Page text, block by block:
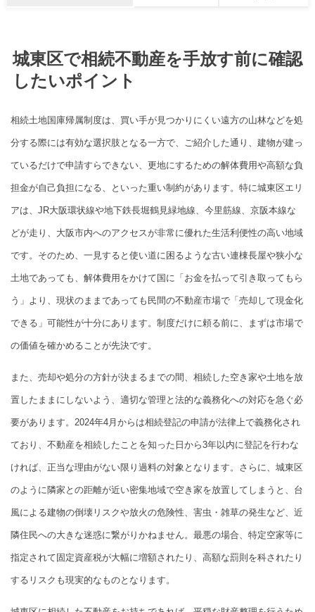
城東区で相続不動産を手放す前に確認
したいポイント
相続土地国庫帰属制度は、買い手が見つかりにくい遠方の山林などを処
分する際には有効な選択肢となる一方で、ご紹介した通り、建物が建っ
ているだけで申請すらできない、更地にするための解体費用や高額な負
担金が自己負担になる、といった重い制約があります。特に城東区エリ
アは、JR大阪環状線や地下鉄長堀鶴見緑地線、今里筋線、京阪本線な
どが走り、大阪市内へのアクセスが非常に優れた生活利便性の高い地域
です。そのため、一見すると使い道に困るような古い連棟長屋や狭小な
土地であっても、解体費用をかけて国に「お金を払って引き取ってもら
う」より、現状のままであっても民間の不動産市場で「売却して現金化
できる」可能性が十分にあります。制度だけに頼る前に、まずは市場で
の価値を確かめることが先決です。
また、売却や処分の方針が決まるまでの間、相続した空き家や土地を放
置したままにしないよう、適切な管理と法的な義務化への対応を急ぐ必
要があります。2024年4月からは相続登記の申請が法律上で義務化され
ており、不動産を相続したことを知った日から3年以内に登記を行わな
ければ、正当な理由がない限り過料の対象となります。さらに、城東区
のように隣家との距離が近い密集地域で空き家を放置してしまうと、台
風による建物の倒壊リスクや放火の危険性、害虫・雑草の発生など、近
隣住民への大きな迷惑に繋がりかねません。最悪の場合、特定空家等に
指定されて固定資産税が大幅に増額されたり、高額な罰則を科されたり
するリスクも現実的なものとなります。